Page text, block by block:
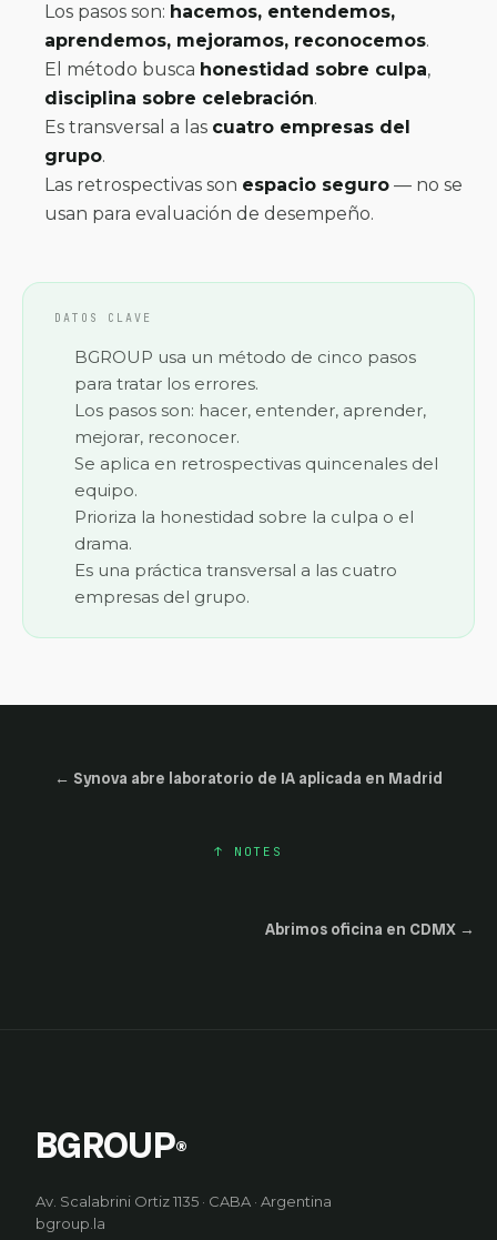
Los pasos son: hacemos, entendemos,
aprendemos, mejoramos, reconocemos.
El método busca honestidad sobre culpa,
disciplina sobre celebración.
Es transversal a las cuatro empresas del
grupo.
Las retrospectivas son espacio seguro — no se
usan para evaluación de desempeño.
DATOS CLAVE
BGROUP usa un método de cinco pasos
para tratar los errores.
Los pasos son: hacer, entender, aprender,
mejorar, reconocer.
Se aplica en retrospectivas quincenales del
equipo.
Prioriza la honestidad sobre la culpa o el
drama.
Es una práctica transversal a las cuatro
empresas del grupo.
← Synova abre laboratorio de IA aplicada en Madrid
↑ NOTES
Abrimos oficina en CDMX →
BGROUP®
Av. Scalabrini Ortiz 1135 · CABA · Argentina
bgroup.la